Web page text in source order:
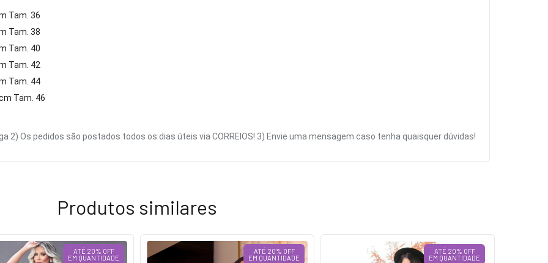
Tam. 36
Tam. 38
Tam. 40
Tam. 42
Tam. 44
Tam. 46
2) Os pedidos são postados todos os dias úteis via CORREIOS! 3) Envie uma mensagem caso tenha quaisquer dúvidas!
Produtos similares
ATÉ 20% OFF
EM QUANTIDADE
ATÉ 20% OFF
EM QUANTIDADE
ATÉ 20% OFF
EM QUANTIDADE